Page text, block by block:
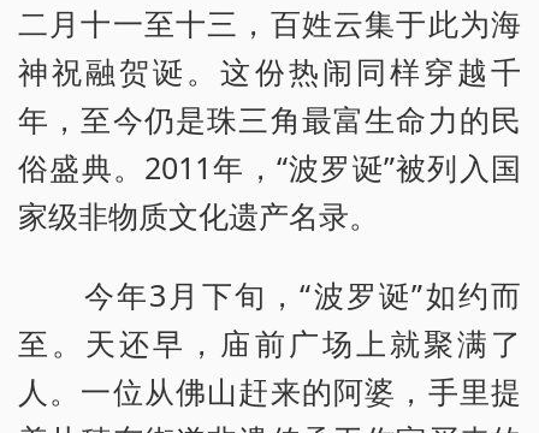
二月十一至十三，百姓云集于此为海
神祝融贺诞。这份热闹同样穿越千
年，至今仍是珠三角最富生命力的民
俗盛典。2011年，“波罗诞”被列入国
家级非物质文化遗产名录。
今年3月下旬，“波罗诞”如约而
至。天还早，庙前广场上就聚满了
人。一位从佛山赶来的阿婆，手里提